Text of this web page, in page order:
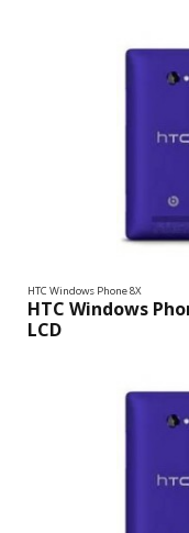
HTC Windows Phone 8X
HTC Windows
LCD